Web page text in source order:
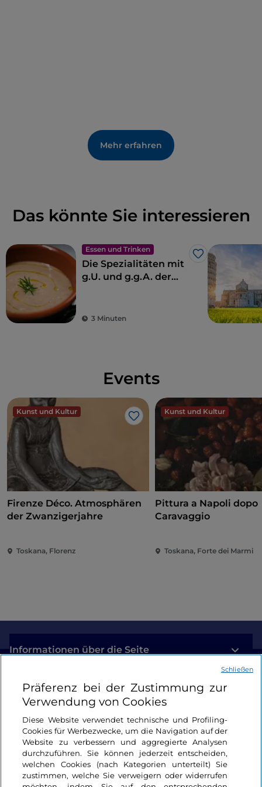
Mehr erfahren
Das könnte Sie interessieren
Essen und Trinken
Like
Die Spezialitäten mit
g.U. und g.g.A. der
3 Minuten
Events
Kunst und Kultur
Like
Firenze Déco. Atmosphären
der Zwanzigerjahre
Toskana, Florenz
Kunst und Kultur
Pittura a Napoli dopo
Caravaggio
Toskana, Forte dei Marmi
Informationen über die Seite
Nützliche Links
Login
Bleiben wir in Kontakt
Präferenz bei der Zustimmung zur
Verwendung von Cookies
Diese Website verwendet technische und Profiling-
Cookies für Werbezwecke, um die Navigation auf der
Website zu verbessern und aggregierte Analysen
durchzuführen. Sie können jederzeit entscheiden,
welchen Cookies (nach Kategorien unterteilt) Sie
zustimmen, welche Sie verweigern oder widerrufen
Schließen